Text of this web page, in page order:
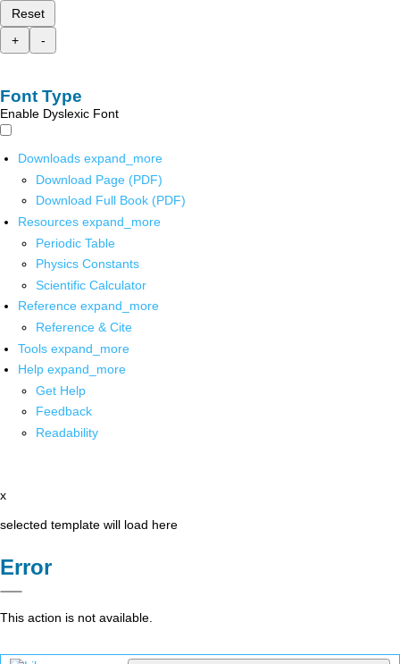
Reset
+
-
Font Type
Enable Dyslexic Font
Downloads expand_more
Download Page (PDF)
Download Full Book (PDF)
Resources expand_more
Periodic Table
Physics Constants
Scientific Calculator
Reference expand_more
Reference & Cite
Tools expand_more
Help expand_more
Get Help
Feedback
Readability
x
selected template will load here
Error
This action is not available.